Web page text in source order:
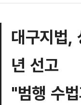
대구지법,
년 선고
"범행 수